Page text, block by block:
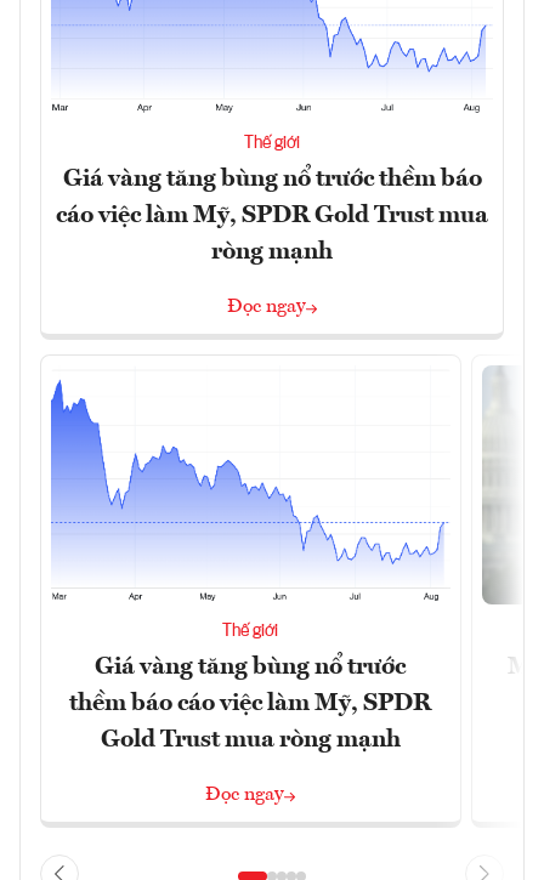
Thế giới
Giá vàng tăng bùng nổ trước thềm báo
cáo việc làm Mỹ, SPDR Gold Trust mua
ròng mạnh
Đọc ngay
Thế giới
Giá vàng tăng bùng nổ trước
thềm báo cáo việc làm Mỹ, SPDR
Gold Trust mua ròng mạnh
Đọc ngay